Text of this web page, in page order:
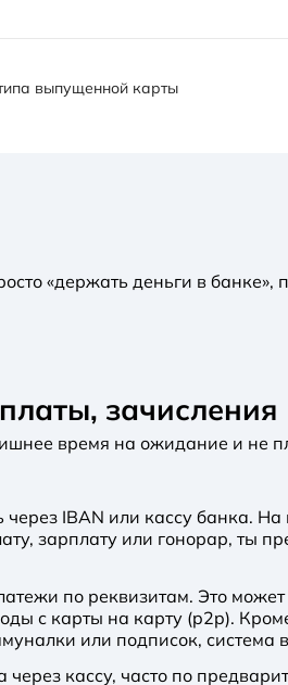
выпущенной карты
«держать деньги в
зачисления
время на ожидание и не
через IBAN или кассу банка.
зарплату или гонорар, ты
по реквизитам. Это
с карты на карту (p2p).
или подписок, система
через кассу, часто по